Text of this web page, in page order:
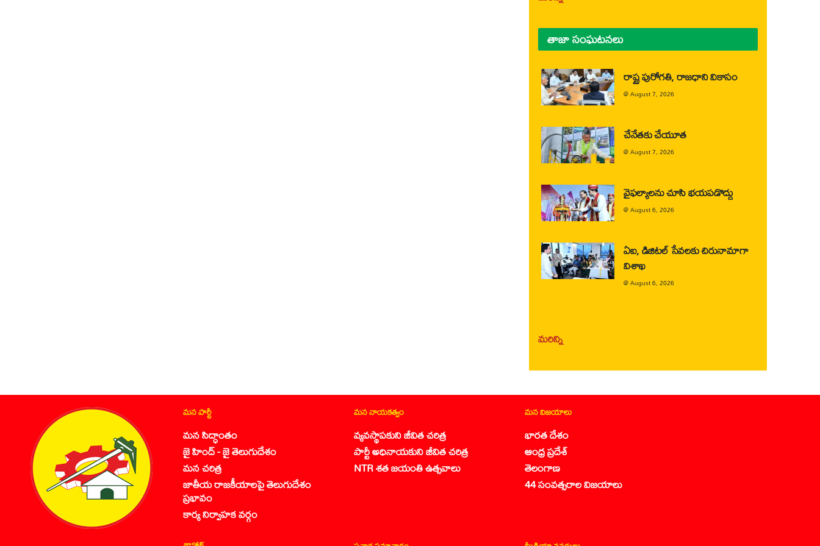
తాజా సంఘటనలు
రాష్ట్ర పురోగతి, రాజధాని వికాసం
@August 7, 2026
చేనేతకు చేయూత
@August 7, 2026
వైఫల్యాలను చూసి భయపడొద్దు
@August 6, 2026
ఏఐ, డిజిటల్ సేవలకు చిరునామాగా
విశాఖ
@August 6, 2026
మరిన్ని
మన పార్టీ
మన సిద్ధాంతం
జై హింద్ - జై తెలుగుదేశం
మన చరిత్ర
జాతీయ రాజకీయాలపై తెలుగుదేశం
ప్రభావం
కార్య నిర్వాహక వర్గం
మన నాయకత్వం
వ్యవస్థాపకుని జీవిత చరిత్ర
పార్టీ అధినాయకుని జీవిత చరిత్ర
NTR శత జయంతి ఉత్సవాలు
మన విజయాలు
భారత దేశం
ఆంధ్ర ప్రదేశ్
తెలంగాణ
44 సంవత్సరాల విజయాలు